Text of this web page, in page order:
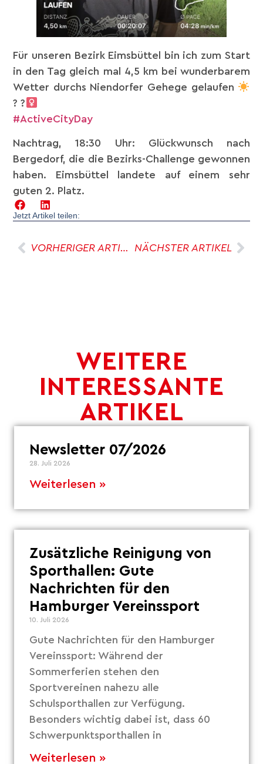
Für unseren Bezirk Eimsbüttel bin ich zum Start
in den Tag gleich mal 4,5 km bei wunderbarem
Wetter durchs Niendorfer Gehege gelaufen
? ?‍
#ActiveCityDay
Nachtrag, 18:30 Uhr: Glückwunsch nach
Bergedorf, die die Bezirks-Challenge gewonnen
haben. Eimsbüttel landete auf einem sehr
guten 2. Platz.
Jetzt Artikel teilen:
VORHERIGER ARTIKEL NÄCHSTER ARTIKEL
WEITERE
INTERESSANTE
ARTIKEL
Newsletter 07/2026
28. Juli 2026
Weiterlesen »
Zusätzliche Reinigung von
Sporthallen: Gute
Nachrichten für den
Hamburger Vereinssport
10. Juli 2026
Gute Nachrichten für den Hamburger
Vereinssport: Während der
Sommerferien stehen den
Sportvereinen nahezu alle
Schulsporthallen zur Verfügung.
Besonders wichtig dabei ist, dass 60
Schwerpunktsporthallen in
Weiterlesen »